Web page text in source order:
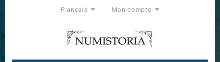
Français Mon compte